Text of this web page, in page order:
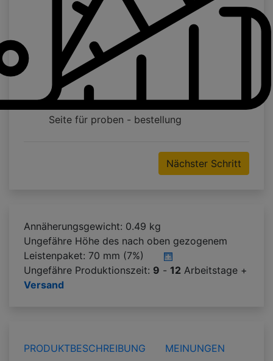
Seite für proben - bestellung
Nächster Schritt
Annäherungsgewicht: 0.49 kg
Ungefähre Höhe des nach oben gezogenem
Leistenpaket: 70 mm (7%)
Ungefähre Produktionszeit: 9 - 12 Arbeitstage +
Versand
PRODUKTBESCHREIBUNG MEINUNGEN